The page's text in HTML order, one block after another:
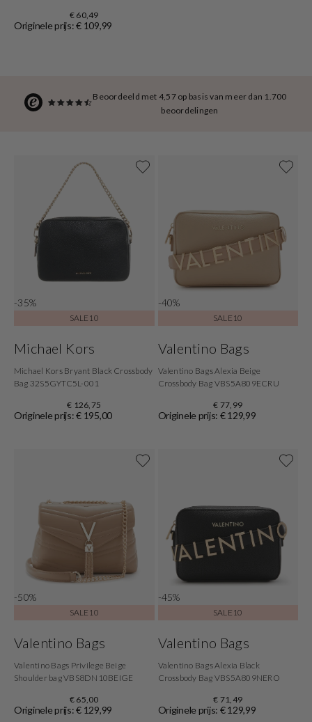
Beoordeeld met 4,57 op basis van meer dan 1.700
beoordelingen
€ 60,49
Originele prijs: € 109,99
-35%
SALE10
Michael Kors
Michael Kors Bryant Black Crossbody
Bag 32S5GYTC5L-001
€ 126,75
Originele prijs: € 195,00
-40%
SALE10
Valentino Bags
Valentino Bags Alexia Beige
Crossbody Bag VBS5A809ECRU
€ 77,99
Originele prijs: € 129,99
-50%
SALE10
Valentino Bags
Valentino Bags Privilege Beige
Shoulder bag VBS8DN10BEIGE
€ 65,00
Originele prijs: € 129,99
-45%
SALE10
Valentino Bags
Valentino Bags Alexia Black
Crossbody Bag VBS5A809NERO
€ 71,49
Originele prijs: € 129,99